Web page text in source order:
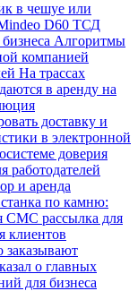
в чешуе или
D60 ТСД
Алгоритмы
компанией
На трассах
в аренду на
доставку и
в электронной
доверия
работодателей
и аренда
по камню:
СМС рассылка для
клиентов
заказывают
о главных
для бизнеса